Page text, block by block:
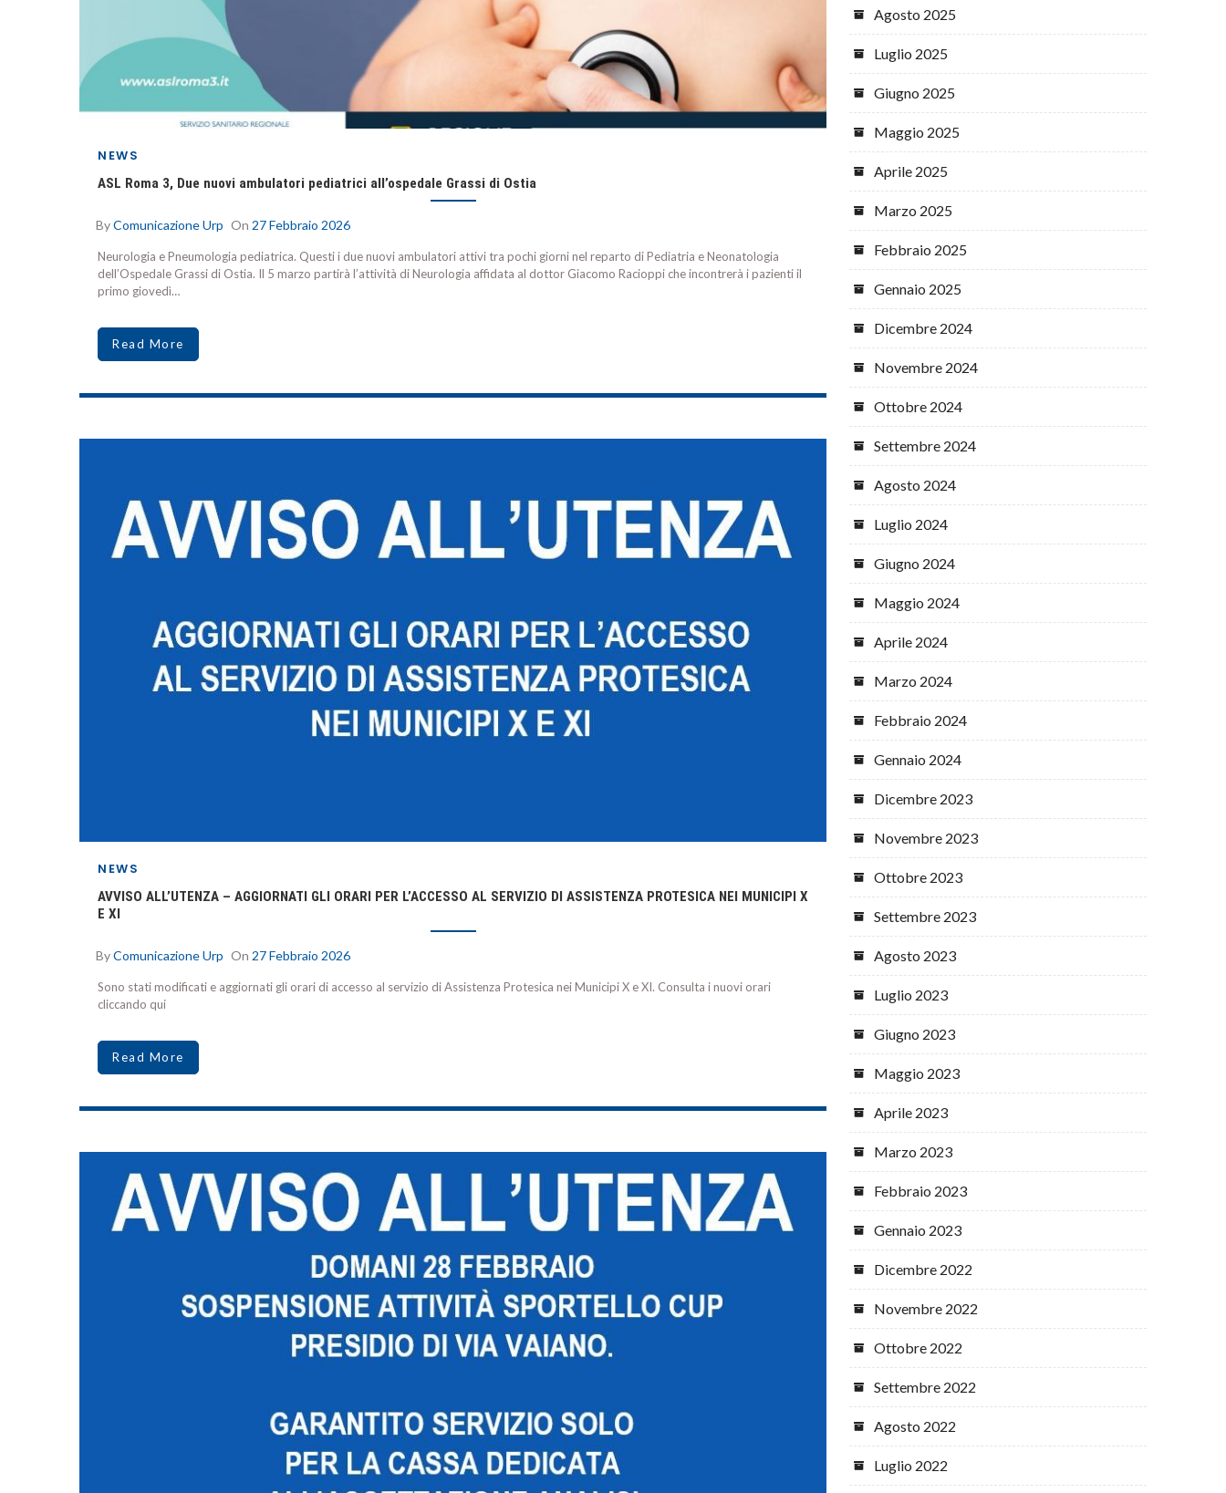
NEWS
ASL Roma 3, Due nuovi ambulatori pediatrici all’ospedale Grassi di Ostia
ByComunicazione Urp On 27 Febbraio 2026
Neurologia e Pneumologia pediatrica. Questi i due nuovi ambulatori attivi tra pochi giorni nel reparto di Pediatria e Neonatologia
dell’Ospedale Grassi di Ostia. Il 5 marzo partirà l’attività di Neurologia affidata al dottor Giacomo Racioppi che incontrerà i pazienti il
primo giovedì…
Read More
NEWS
AVVISO ALL’UTENZA – AGGIORNATI GLI ORARI PER L’ACCESSO AL SERVIZIO DI ASSISTENZA PROTESICA NEI MUNICIPI X
E XI
ByComunicazione Urp On 27 Febbraio 2026
Sono stati modificati e aggiornati gli orari di accesso al servizio di Assistenza Protesica nei Municipi X e XI. Consulta i nuovi orari
cliccando qui
Read More
Agosto 2025
Luglio 2025
Giugno 2025
Maggio 2025
Aprile 2025
Marzo 2025
Febbraio 2025
Gennaio 2025
Dicembre 2024
Novembre 2024
Ottobre 2024
Settembre 2024
Agosto 2024
Luglio 2024
Giugno 2024
Maggio 2024
Aprile 2024
Marzo 2024
Febbraio 2024
Gennaio 2024
Dicembre 2023
Novembre 2023
Ottobre 2023
Settembre 2023
Agosto 2023
Luglio 2023
Giugno 2023
Maggio 2023
Aprile 2023
Marzo 2023
Febbraio 2023
Gennaio 2023
Dicembre 2022
Novembre 2022
Ottobre 2022
Settembre 2022
Agosto 2022
Luglio 2022